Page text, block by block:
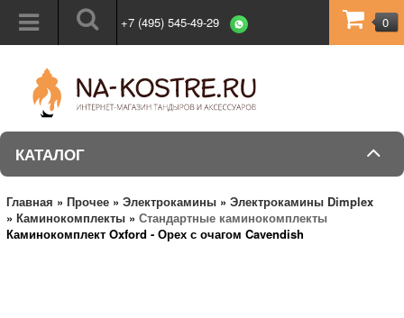
+7 (495) 545-49-29 0
КАТАЛОГ
Главная » Прочее » Электрокамины » Электрокамины Dimplex
» Каминокомплекты » Стандартные каминокомплекты
Каминокомплект Oxford - Орех с очагом Cavendish